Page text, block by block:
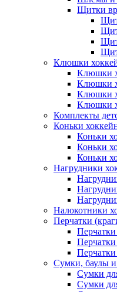
Щитки
Клюшки
Клюшки
Клюшки
Клюшки
Клюшки
Комплекты
Коньки
Коньки
Коньки
Коньки
Нагрудники
Налокотники
Перчатки
Сумки, баулы
Сумки
Сумки